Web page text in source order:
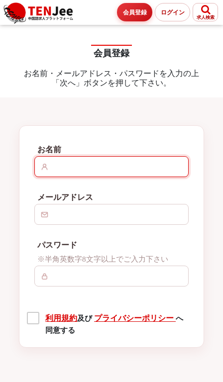
会員登録 ログイン
求人検索
会員登録
お名前・メールアドレス・パスワードを入力の上
「次へ」ボタンを押して下さい。
お名前
メールアドレス
パスワード
※半角英数字8文字以上でご入力下さい
利用規約及び プライバシーポリシーへ
同意する